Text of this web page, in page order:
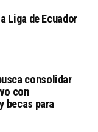
Liga de Ecuador
consolidar
con
becas para